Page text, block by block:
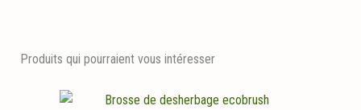
Produits qui pourraient vous intéresser